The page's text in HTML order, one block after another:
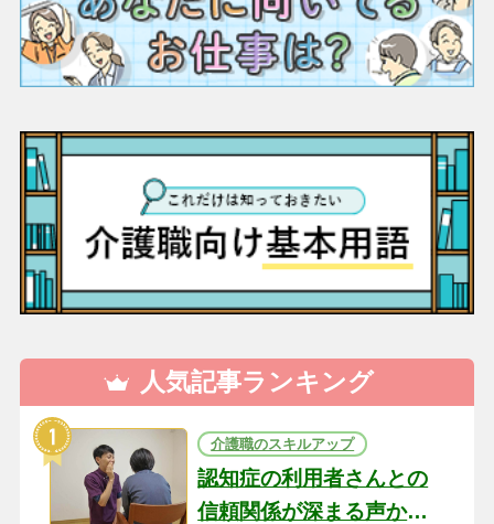
人気記事ランキング
介護職のスキルアップ
認知症の利用者さんとの
信頼関係が深まる声かけ